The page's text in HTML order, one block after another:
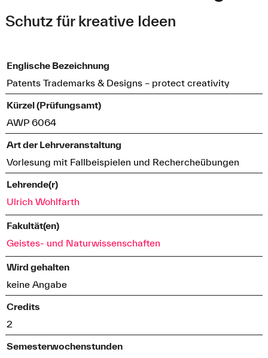
Schutz für kreative Ideen
Englische Bezeichnung
Patents Trademarks & Designs – protect creativity
Kürzel (Prüfungsamt)
AWP 6064
Art der Lehrveranstaltung
Vorlesung mit Fallbeispielen und Rechercheübungen
Lehrende(r)
Ulrich Wohlfarth
Fakultät(en)
Geistes- und Naturwissenschaften
Wird gehalten
keine Angabe
Credits
2
Semesterwochenstunden